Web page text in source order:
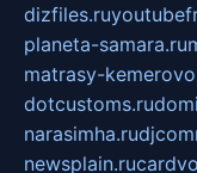
dizfiles.ru
planeta-samara.ru
matrasy-
dotcustoms.ru
narasimha.ru
newsplain.ru